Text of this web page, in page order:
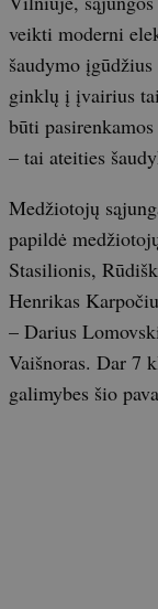
veikti moderni
šaudymo
ginklų į įvairius
būti
– tai ateities
Medžiotojų
papildė
Stasilionis,
Henrikas
– Darius
Vaišnoras. Dar 7
galimybes šio